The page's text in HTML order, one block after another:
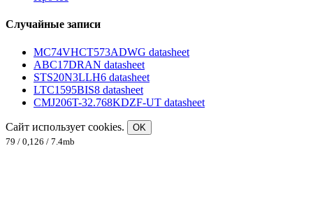
Случайные записи
MC74VHCT573ADWG datasheet
ABC17DRAN datasheet
STS20N3LLH6 datasheet
LTC1595BIS8 datasheet
CMJ206T-32.768KDZF-UT datasheet
Сайт использует cookies.
OK
79 / 0,126 / 7.4mb